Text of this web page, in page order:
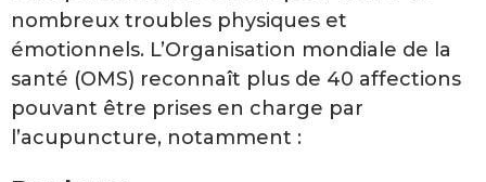
nombreux troubles physiques et
émotionnels. L’Organisation mondiale de la
santé (OMS) reconnaît plus de 40 affections
pouvant être prises en charge par
l’acupuncture, notamment :